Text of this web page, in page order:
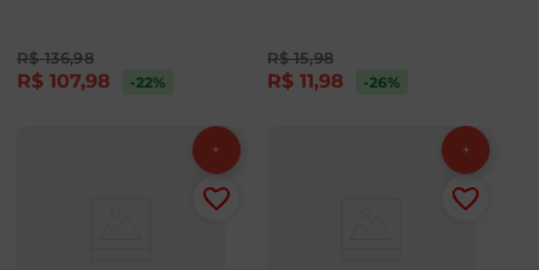
R$ 136,98
R$ 107,98 -22%
R$ 15,98
R$ 11,98 -26%